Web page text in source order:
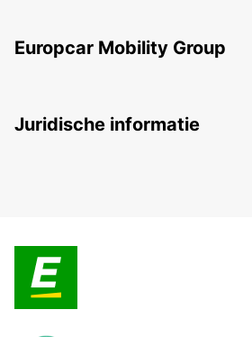
Europcar Mobility Group
Juridische informatie